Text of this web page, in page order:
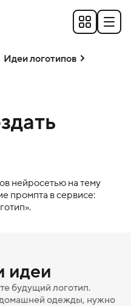
Идеи логотипов
нейросетью на тему
промпта в сервисе:
идеи
будущий логотип.
одежды, нужно